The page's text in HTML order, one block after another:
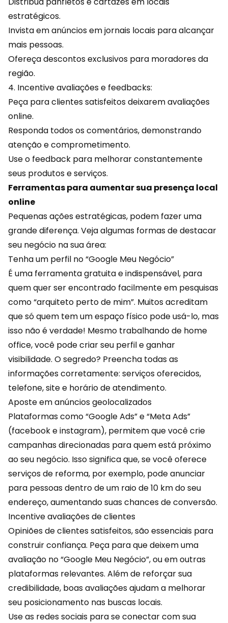
estratégicos.
Invista em anúncios em jornais locais para alcançar
mais pessoas.
Ofereçadescontosexclusivos para moradores da
região.
4. Incentive avaliações e feedbacks:
Peça para clientes satisfeitos deixarem avaliações
online.
Responda todos os comentários, demonstrando
atenção e comprometimento.
Use o feedback para melhorar constantemente
seus produtos e serviços.
Ferramentas para aumentar sua presença local
online
Pequenas ações estratégicas, podem fazer uma
grande diferença. Veja algumas formas de destacar
seu negócio na sua área:
Tenha um perfil no “Google Meu Negócio”
É uma ferramenta gratuita e indispensável, para
quem quer ser encontrado facilmente em pesquisas
como “arquiteto perto de mim”. Muitos acreditam
que só quem tem um espaço físico pode usá-lo, mas
isso não é verdade! Mesmo trabalhando de home
office, você pode criar seu perfil e ganhar
visibilidade. O segredo? Preencha todas as
informaçõescorretamente: serviços oferecidos,
telefone, site e horário de atendimento.
Aposte em anúncios geolocalizados
Plataformas como “Google Ads” e “Meta Ads”
(facebook e instagram), permitem que você crie
campanhas direcionadas para quem está próximo
ao seu negócio. Isso significa que, se você oferece
serviços de reforma, por exemplo, pode anunciar
para pessoas dentro de um raio de 10 km do seu
endereço, aumentando suas chances de conversão.
Incentive avaliações de clientes
Opiniões de clientes satisfeitos, são essenciais para
construir confiança. Peça para que deixem uma
avaliação no “Google Meu Negócio”, ou em outras
plataformas relevantes. Além de reforçar sua
credibilidade, boas avaliações ajudam a melhorar
seu posicionamento nas buscas locais.
Use as redes sociais para se conectar com sua